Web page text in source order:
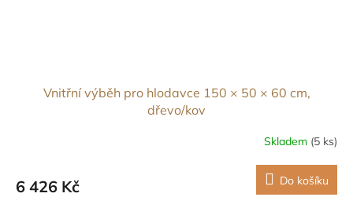
Vnitřní výběh pro hlodavce 150 × 50 × 60 cm,
dřevo/kov
Skladem (5 ks)
6 426 Kč Do košíku